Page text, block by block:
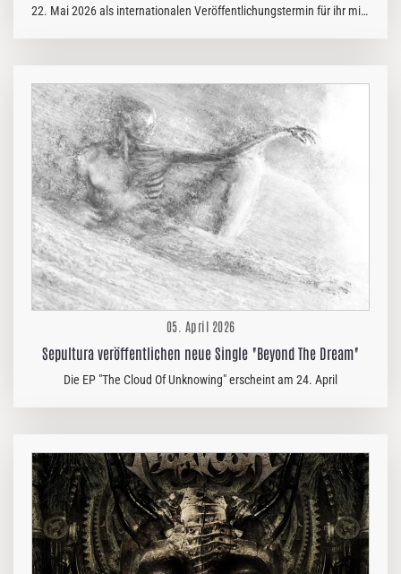
22. Mai 2026 als internationalen Veröffentlichungstermin für ihr mit
im Rahmen ihres laufenden Zyklus wiederveröffentlicht wird, werden
alle Tracks der EP auch auf dem kommenden Album enthalten sein.
„Endbringer spiegelt alles wider, was wir als Band bisher aufgebaut
haben – düsterer, härter und fokussierter. Das Album behandelt
Themen wie innere Konflikte, Zusammenbruch, Transformation
und…
05. April 2026
Sepultura veröffentlichen neue Single "Beyond The Dream"
Die EP "The Cloud Of Unknowing" erscheint am 24. April